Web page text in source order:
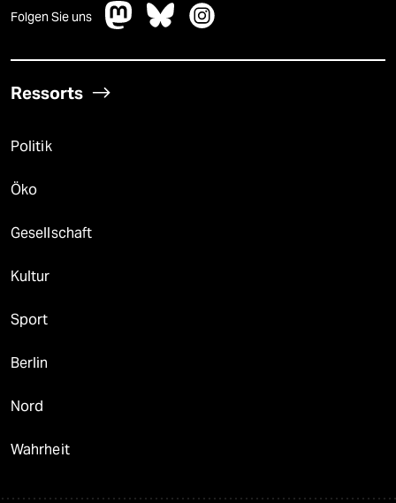
Folgen Sie uns
Ressorts
Politik
Öko
Gesellschaft
Kultur
Sport
Berlin
Nord
Wahrheit